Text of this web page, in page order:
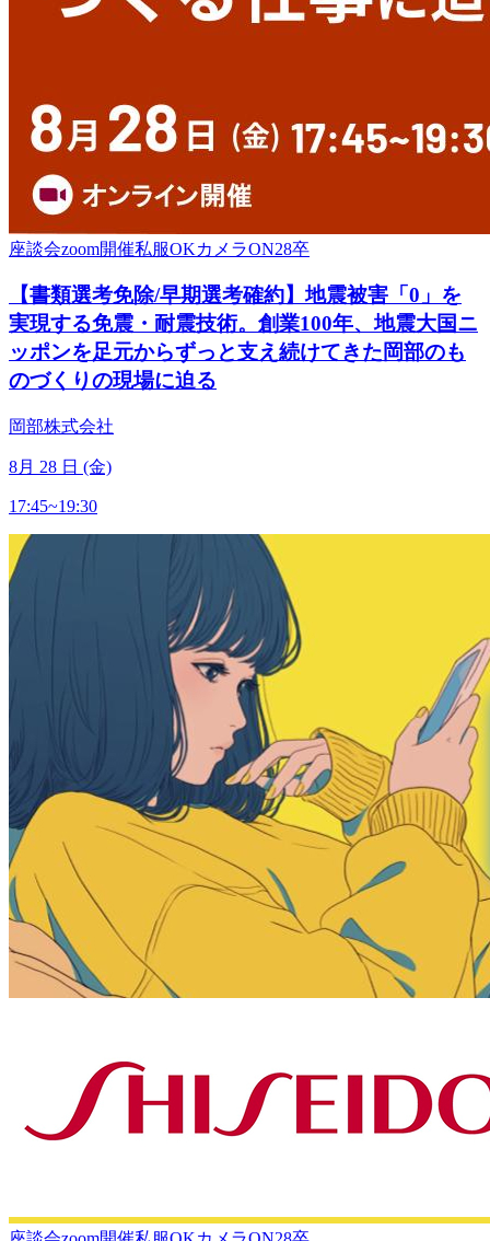
座談会zoom開催私服OKカメラON28卒
【書類選考免除/早期選考確約】地震被害「0」を
実現する免震・耐震技術。創業100年、地震大国ニ
ッポンを足元からずっと支え続けてきた岡部のも
のづくりの現場に迫る
岡部株式会社
8月 28 日 (金)
17:45~19:30